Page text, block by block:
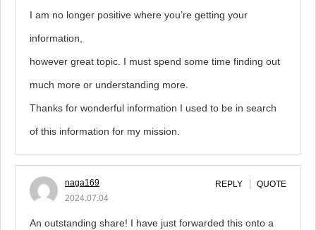
I am no longer positive where you’re getting your
information,
however great topic. I must spend some time finding out
much more or understanding more.
Thanks for wonderful information I used to be in search
of this information for my mission.
naga169
2024.07.04
REPLY QUOTE
An outstanding share! I have just forwarded this onto a